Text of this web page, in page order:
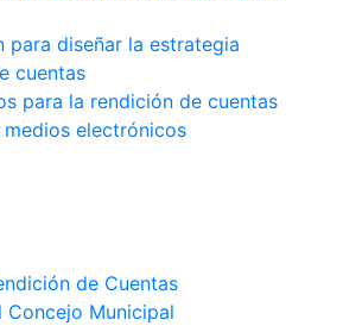
para diseñar la estrategia
cuentas
para la rendición de cuentas
electrónicos
de Cuentas
Concejo Municipal